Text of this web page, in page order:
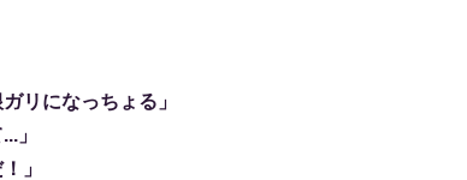
リになっちょる」
」
」